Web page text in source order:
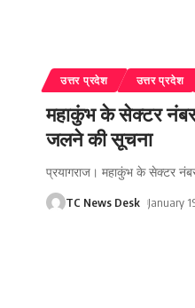
उत्तर प्रदेश उत्तर प्रदेश
महाकुंभ के सेक्टर
जलने की सूचना
प्रयागराज। महाकुंभ के सेक्टर
TC News Desk January